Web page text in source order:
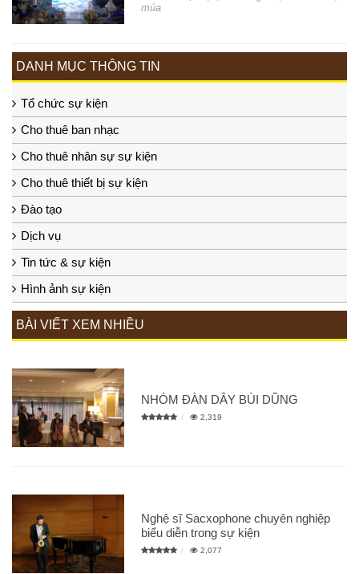
múa
DANH MỤC THÔNG TIN
Tổ chức sự kiện
Cho thuê ban nhạc
Cho thuê nhân sự sự kiện
Cho thuê thiết bị sự kiện
Đào tạo
Dịch vụ
Tin tức & sự kiện
Hình ảnh sự kiện
BÀI VIẾT XEM NHIỀU
NHÓM ĐÀN DÂY BÙI DŨNG
2,319
Nghệ sĩ Sacxophone chuyên nghiệp
biểu diễn trong sự kiện
2,077